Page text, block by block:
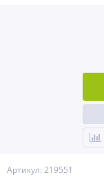
Артикул: 219551